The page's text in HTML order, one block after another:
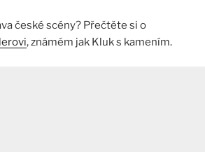
české scény? Přečtěte si o
, známém jak Kluk s kamením.